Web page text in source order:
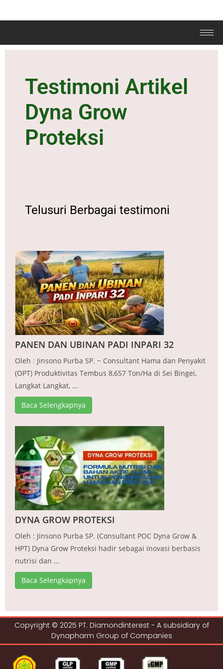
Testimoni Artikel
Dyna Grow
Proteksi
Telusuri Berbagai testimoni
PANEN DAN UBINAN PADI INPARI 32
Oleh : Jinsono Purba SP. ~ Consultant Hama dan Penyakit
(OPT) Produktivitas Tembus 8,657 Ton/Ha di Sei Bingei,
Langkat Langkat, ...
Baca Selengkapnya
DYNA GROW PROTEKSI
Oleh : Jinsono Purba SP. (Consultant POC Dyna Grow &
HPT) Dyna Grow Proteksi hadir sebagai inovasi berbasis
nutrisi dan ...
Baca Selengkapnya
Copyright © 2025 PT. Diamondinterest - A subsidiary of
Dynapharm Group of Companies